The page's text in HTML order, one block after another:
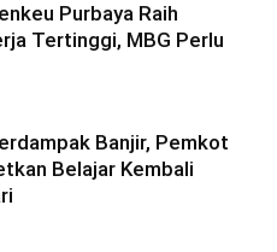
Purbaya Raih
Tertinggi, MBG Perlu
Banjir, Pemkot
Belajar Kembali